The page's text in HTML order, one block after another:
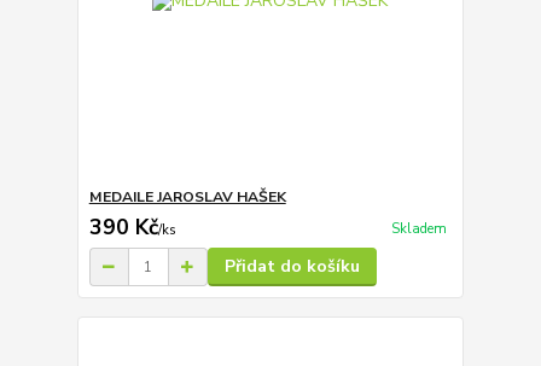
MEDAILE JAROSLAV HAŠEK
390 Kč/ks Skladem
Přidat do košíku